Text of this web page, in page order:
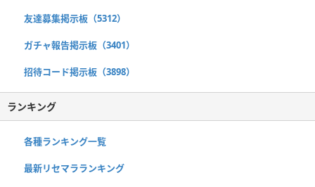
友達募集掲示板（5312）
ガチャ報告掲示板（3401）
招待コード掲示板（3898）
ランキング
各種ランキング一覧
最新リセマラランキング